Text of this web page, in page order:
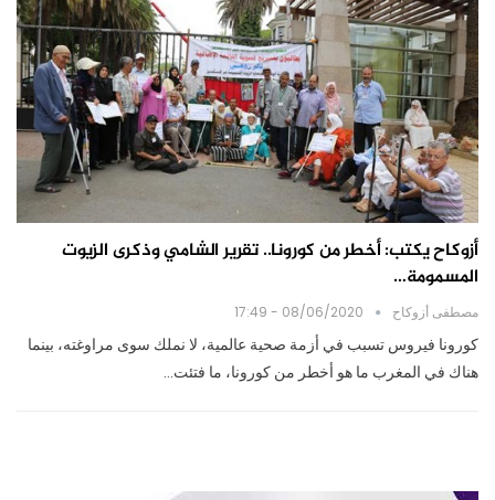
أزوكاح يكتب: أخطر من كورونا.. تقرير الشامي وذكرى الزيوت
المسمومة…
مصطفى أزوكاح 08/06/2020 - 17:49
كورونا فيروس تسبب في أزمة صحية عالمية، لا نملك سوى مراوغته، بينما
هناك في المغرب ما هو أخطر من كورونا، ما فتئت…